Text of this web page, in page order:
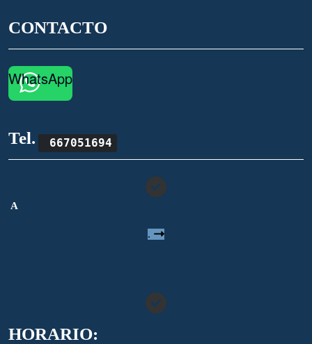
CONTACTO
WhatsApp
Tel. 667051694
A
.
HORARIO: